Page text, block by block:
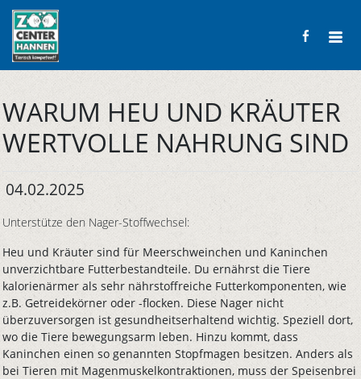
WARUM HEU UND KRÄUTER
WERTVOLLE NAHRUNG SIND
04.02.2025
Unterstütze den Nager-Stoffwechsel:
Heu und Kräuter sind für Meerschweinchen und Kaninchen
unverzichtbare Futterbestandteile. Du ernährst die Tiere
kalorienärmer als sehr nährstoffreiche Futterkomponenten, wie
z.B. Getreidekörner oder -flocken. Diese Nager nicht
überzuversorgen ist gesundheitserhaltend wichtig. Speziell dort,
wo die Tiere bewegungsarm leben. Hinzu kommt, dass
Kaninchen einen so genannten Stopfmagen besitzen. Anders als
bei Tieren mit Magenmuskelkontraktionen, muss der Speisenbrei